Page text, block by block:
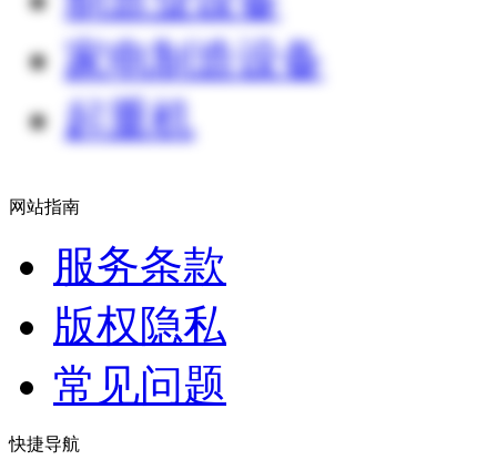
家电制造设备
起重机
网站指南
服务条款
版权隐私
常见问题
快捷导航